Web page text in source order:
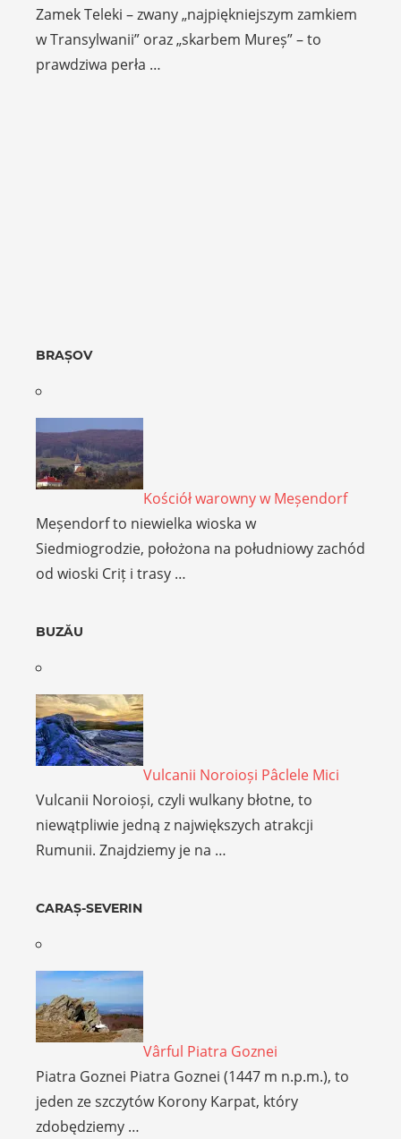
Zamek Teleki – zwany „najpiękniejszym zamkiem
w Transylwanii” oraz „skarbem Mureș” – to
prawdziwa perła …
BRAȘOV
Kościół warowny w Meșendorf
Meșendorf to niewielka wioska w
Siedmiogrodzie, położona na południowy zachód
od wioski Criț i trasy …
BUZĂU
Vulcanii Noroioși Pâclele Mici
Vulcanii Noroioși, czyli wulkany błotne, to
niewątpliwie jedną z największych atrakcji
Rumunii. Znajdziemy je na …
CARAȘ-SEVERIN
Vârful Piatra Goznei
Piatra Goznei Piatra Goznei (1447 m n.p.m.), to
jeden ze szczytów Korony Karpat, który
zdobędziemy …